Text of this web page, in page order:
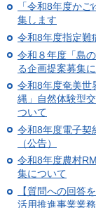
「令和8年度か
集します
令和8年度指定難
令和８年度「島
る企画提案募集
令和8年度奄美世
縄」自然体験型
ついて
令和8年度電子契
（公告）
令和8年度農村
集について
【質問への回答
活用推進事業業